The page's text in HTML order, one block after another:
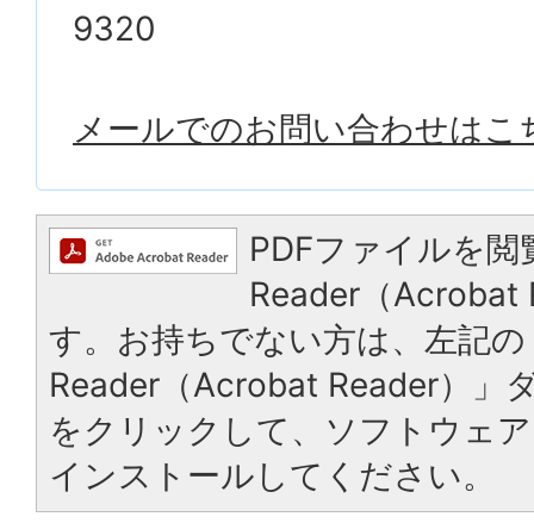
9320
メールでのお問い合わせはこ
PDFファイルを
Reader（Acrobat
す。お持ちでない方は、左記
Reader（Acrobat Reader）」
をクリックして、ソフトウェ
インストールしてください。